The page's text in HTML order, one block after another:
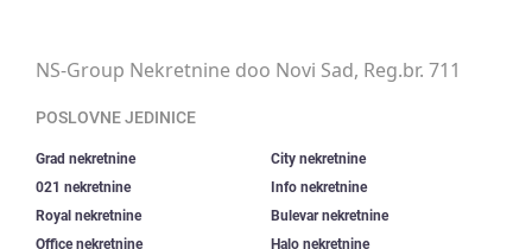
NS-Group Nekretnine doo Novi Sad, Reg.br. 711
POSLOVNE JEDINICE
Grad nekretnine
City nekretnine
021 nekretnine
Info nekretnine
Royal nekretnine
Bulevar nekretnine
Office nekretnine
Halo nekretnine